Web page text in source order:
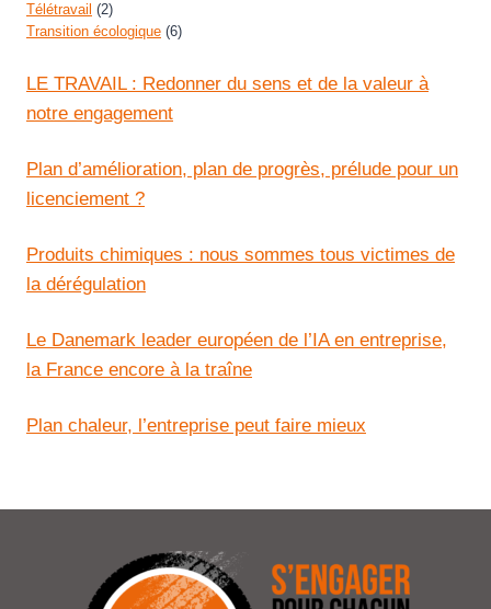
Télétravail (2)
Transition écologique (6)
LE TRAVAIL : Redonner du sens et de la valeur à
notre engagement
Plan d’amélioration, plan de progrès, prélude pour un
licenciement ?
Produits chimiques : nous sommes tous victimes de
la dérégulation
Le Danemark leader européen de l’IA en entreprise,
la France encore à la traîne
Plan chaleur, l’entreprise peut faire mieux